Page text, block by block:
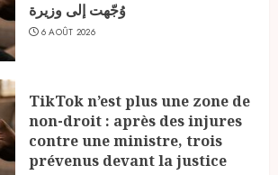
وُجّهت إلى وزيرة
6 AOÛT 2026
TikTok n’est plus une zone de
non-droit : après des injures
contre une ministre, trois
prévenus devant la justice